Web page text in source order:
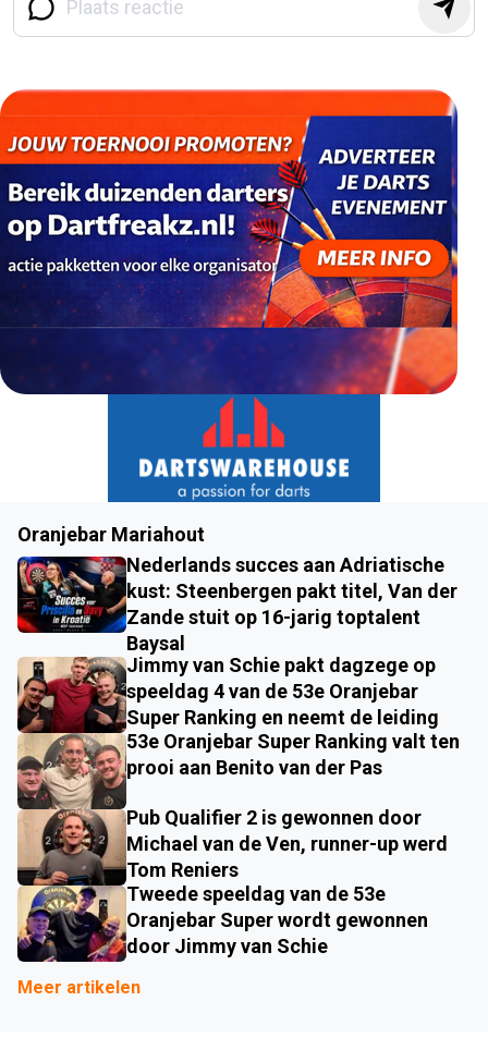
Oranjebar Mariahout
Nederlands succes aan Adriatische
kust: Steenbergen pakt titel, Van der
Zande stuit op 16-jarig toptalent
Baysal
Jimmy van Schie pakt dagzege op
speeldag 4 van de 53e Oranjebar
Super Ranking en neemt de leiding
53e Oranjebar Super Ranking valt ten
prooi aan Benito van der Pas
Pub Qualifier 2 is gewonnen door
Michael van de Ven, runner-up werd
Tom Reniers
Tweede speeldag van de 53e
Oranjebar Super wordt gewonnen
door Jimmy van Schie
Meer artikelen